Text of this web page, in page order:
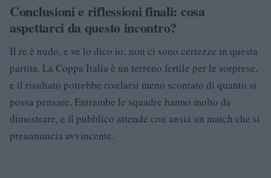
Conclusioni e riflessioni finali: cosa
aspettarci da questo incontro?
Il re è nudo, e ve lo dico io: non ci sono certezze in questa
partita. La Coppa Italia è un terreno fertile per le sorprese,
e il risultato potrebbe rivelarsi meno scontato di quanto si
possa pensare. Entrambe le squadre hanno molto da
dimostrare, e il pubblico attende con ansia un match che si
preannuncia avvincente.